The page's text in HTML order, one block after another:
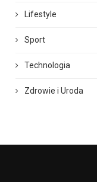
Lifestyle
Sport
Technologia
Zdrowie i Uroda